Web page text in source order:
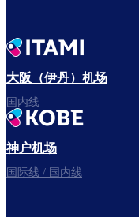
出发啦！
祝您旅途愉快。
大阪（伊丹）机场
国内线
神户机场
国际线 / 国内线